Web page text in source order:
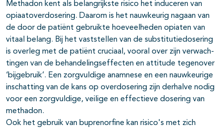
open- en dichtklappen
open- en dichtklappen
open- en dichtklappen
Methadon kent als belangrijkste risico het induceren van
opiaatoverdosering. Daarom is het nauwkeurig nagaan van
de door de patiënt gebruikte hoeveelheden opiaten van
vitaal belang. Bij het vaststellen van de substitutiedosering
is overleg met de patiënt cruciaal, vooral over zijn verwach­
tingen van de behandelingseffecten en attitude tegenover
‘bijgebruik’. Een zorgvuldige anamnese en een nauwkeurige
inschatting van de kans op overdosering zijn derhalve nodig
voor een zorgvuldige, veilige en effectieve dosering van
methadon.
Ook het gebruik van buprenorfine kan risico's met zich